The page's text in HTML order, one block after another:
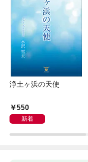
浄土ヶ浜の天使
550
新着